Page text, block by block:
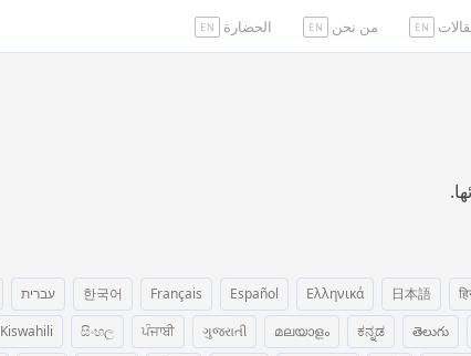
EN من نحن EN الحضارة EN
日本語
Ελληνικά
Español
Français
한국어 עברית
తెలుగు
ಕನ್ನಡ
മലയാളം
ગુજરાતી
ਪੰਜਾਬੀ
සිංහල
Kiswahili